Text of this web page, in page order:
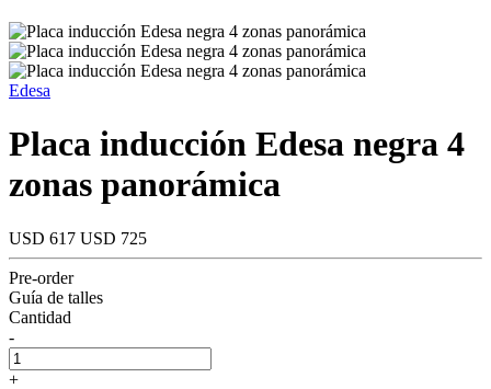
Edesa
Placa inducción Edesa negra 4
zonas panorámica
USD 617 USD 725
Pre-order
Guía de talles
Cantidad
-
+